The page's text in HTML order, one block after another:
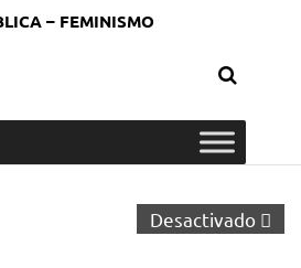
– FEMINISMO
Desactivado